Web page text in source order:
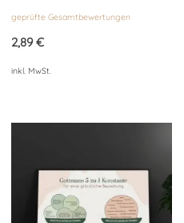
mit
von 5
geprüfte Gesamtbewertungen
2,89€
inkl. MwSt.